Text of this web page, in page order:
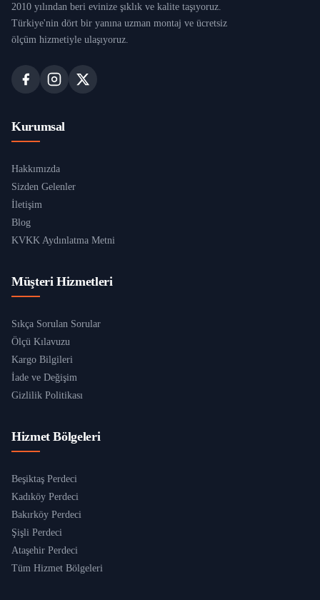
2010 yılından beri evinize şıklık ve kalite taşıyoruz.
Türkiye'nin dört bir yanına uzman montaj ve ücretsiz
ölçüm hizmetiyle ulaşıyoruz.
Kurumsal
Hakkımızda
Sizden Gelenler
İletişim
Blog
KVKK Aydınlatma Metni
Müşteri Hizmetleri
Sıkça Sorulan Sorular
Ölçü Kılavuzu
Kargo Bilgileri
İade ve Değişim
Gizlilik Politikası
Hizmet Bölgeleri
Beşiktaş Perdeci
Kadıköy Perdeci
Bakırköy Perdeci
Şişli Perdeci
Ataşehir Perdeci
Tüm Hizmet Bölgeleri